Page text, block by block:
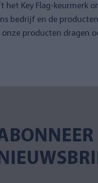
het Key Flag-keurmerk
bedrijf en de
onze producten dragen